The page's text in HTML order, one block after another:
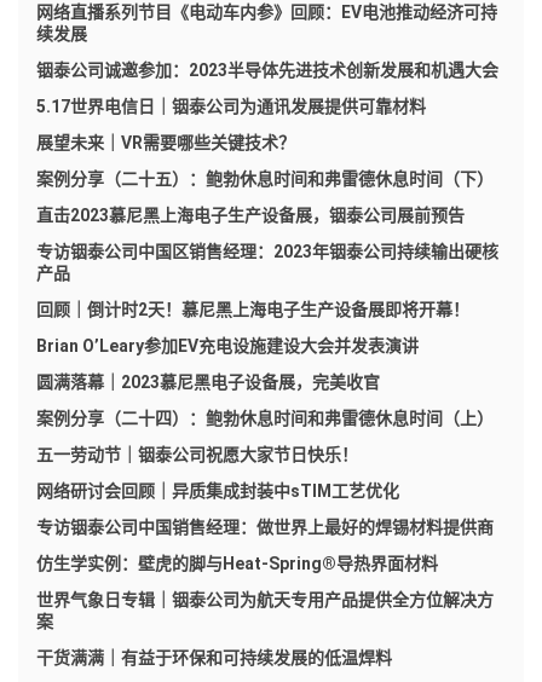
网络直播系列节目《电动车内参》回顾：EV电池推动经济可持
续发展
铟泰公司诚邀参加：2023半导体先进技术创新发展和机遇大会
5.17世界电信日｜铟泰公司为通讯发展提供可靠材料
展望未来｜VR需要哪些关键技术？
案例分享（二十五）：鲍勃休息时间和弗雷德休息时间（下）
直击2023慕尼黑上海电子生产设备展，铟泰公司展前预告
专访铟泰公司中国区销售经理：2023年铟泰公司持续输出硬核
产品
回顾｜倒计时2天！慕尼黑上海电子生产设备展即将开幕！
Brian O’Leary参加EV充电设施建设大会并发表演讲
圆满落幕｜2023慕尼黑电子设备展，完美收官
案例分享（二十四）：鲍勃休息时间和弗雷德休息时间（上）
五一劳动节｜铟泰公司祝愿大家节日快乐！
网络研讨会回顾｜异质集成封装中sTIM工艺优化
专访铟泰公司中国销售经理：做世界上最好的焊锡材料提供商
仿生学实例：壁虎的脚与Heat-Spring®导热界面材料
世界气象日专辑｜铟泰公司为航天专用产品提供全方位解决方
案
干货满满｜有益于环保和可持续发展的低温焊料